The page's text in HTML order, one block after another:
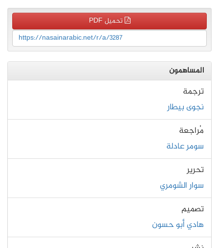
تحميل PDF
https://nasainarabic.net/r/a/3287
المساهمون
ترجمة
نجوى بيطار
مُراجعة
سومر عادلة
تحرير
سوار الشومري
تصميم
هادي أبو حسون